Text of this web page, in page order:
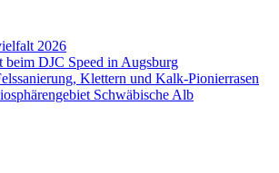
2026
beim DJC Speed in Augsburg
Klettern und Kalk-Pionierrasen
Schwäbische Alb